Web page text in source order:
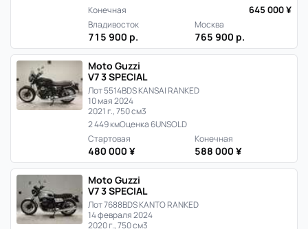
Конечная
645 000 ¥
Владивосток
715 900 р.
Москва
765 900 р.
Moto Guzzi
V7 3 SPECIAL
Лот 5514BDS KANSAI RANKED
10 мая 2024
2021 г., 750 см3
2 449 кмОценка 6UNSOLD
Стартовая
480 000 ¥
Конечная
588 000 ¥
Moto Guzzi
V7 3 SPECIAL
Лот 7688BDS KANTO RANKED
14 февраля 2024
2020 г., 750 см3